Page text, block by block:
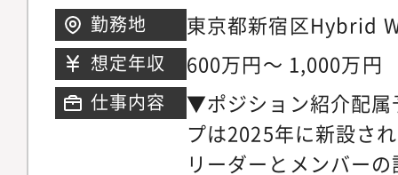
た英語×税務を活かし
能。また、特にイン
が多くあり租税条約
ど複雑な税務実務に
その他クロスボーダ
ネーション業務、タ
勤務地
東京都新宿区Hybrid
自宅またはサテライ
ワーク）※所属組織
に応じて出社／リモ
テライトオフィス使
想定年収 600万円～ 1,000万円
仕事内容
▼ポジション紹介配属
プは2025年に新設さ
リーダーとメンバー